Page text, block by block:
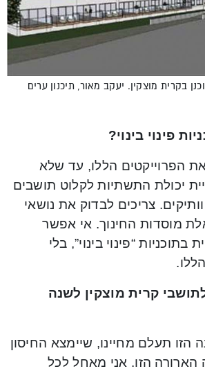
בקרית מוצקין. יעקב מאור, תיכנון ערים
פינוי בינוי?
הפרוייקטים הללו, עד שלא
יכולת התשתיות לקלוט תושבים
צריכים לבדוק את נושאי
מוסדות החינוך. אי אפשר
“פינוי בינוי”, בלי
קרית מוצקין לשנה
הזו תעלם מחיינו, שיימצא החיסון
הארורה הזו. אני מאחל לכל